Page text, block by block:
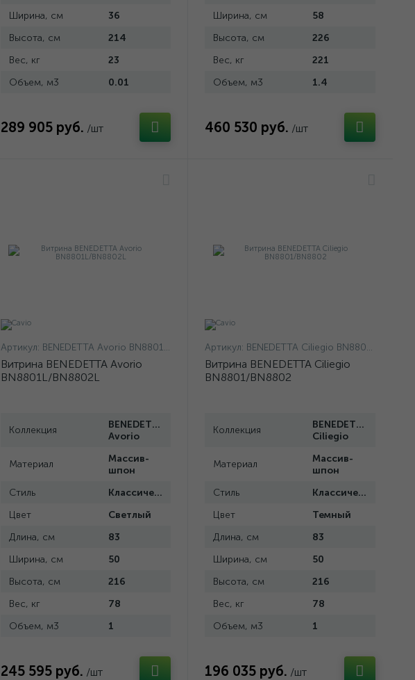
Ширина, см
36
Высота, см
214
Вес, кг
23
Объем, м3
0.01
289 905 руб. /шт
Ширина, см
58
Высота, см
226
Вес, кг
221
Объем, м3
1.4
460 530 руб. /шт
Артикул: BENEDETTA Avorio BN8801L/BN8802L
Витрина BENEDETTA Avorio
BN8801L/BN8802L
Коллекция
BENEDETTA
Avorio
Материал
Массив-
шпон
Стиль
Классический
Цвет
Светлый
Длина, см
83
Ширина, см
50
Высота, см
216
Вес, кг
78
Объем, м3
1
245 595 руб. /шт
Артикул: BENEDETTA Ciliegio BN8801/BN8802
Витрина BENEDETTA Ciliegio
BN8801/BN8802
Коллекция
BENEDETTA
Ciliegio
Материал
Массив-
шпон
Стиль
Классический
Цвет
Темный
Длина, см
83
Ширина, см
50
Высота, см
216
Вес, кг
78
Объем, м3
1
196 035 руб. /шт